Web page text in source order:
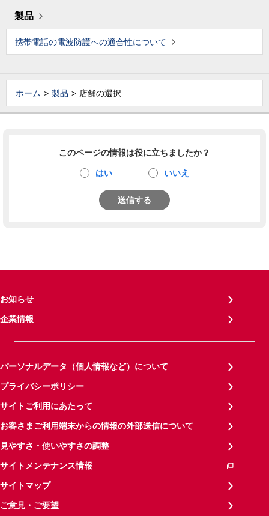
製品
携帯電話の電波防護への適合性について
ホーム 製品 店舗の選択
このページの情報は役に立ちましたか？
はい いいえ
送信する
お知らせ
企業情報
パーソナルデータ（個人情報など）について
プライバシーポリシー
サイトご利用にあたって
お客さまご利用端末からの情報の外部送信について
見やすさ・使いやすさの調整
サイトメンテナンス情報
サイトマップ
ご意見・ご要望